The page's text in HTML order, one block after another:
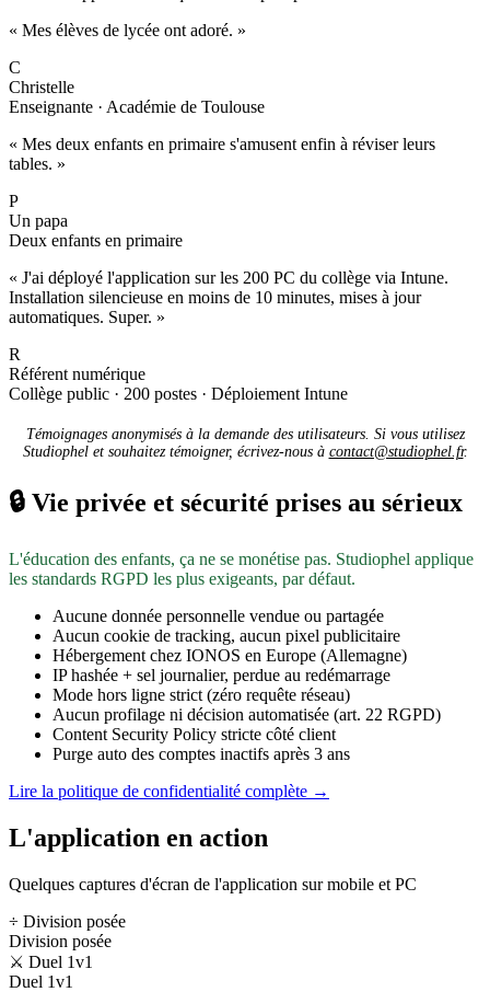
« Mes élèves de lycée ont adoré. »
C
Christelle
Enseignante · Académie de Toulouse
« Mes deux enfants en primaire s'amusent enfin à réviser leurs
tables. »
P
Un papa
Deux enfants en primaire
« J'ai déployé l'application sur les 200 PC du collège via Intune.
Installation silencieuse en moins de 10 minutes, mises à jour
automatiques. Super. »
R
Référent numérique
Collège public · 200 postes · Déploiement Intune
Témoignages anonymisés à la demande des utilisateurs. Si vous utilisez
Studiophel et souhaitez témoigner, écrivez-nous à contact@studiophel.fr.
🔒 Vie privée et sécurité prises au sérieux
L'éducation des enfants, ça ne se monétise pas. Studiophel applique
les standards RGPD les plus exigeants, par défaut.
Aucune donnée personnelle vendue ou partagée
Aucun cookie de tracking, aucun pixel publicitaire
Hébergement chez IONOS en Europe (Allemagne)
IP hashée + sel journalier, perdue au redémarrage
Mode hors ligne strict (zéro requête réseau)
Aucun profilage ni décision automatisée (art. 22 RGPD)
Content Security Policy stricte côté client
Purge auto des comptes inactifs après 3 ans
Lire la politique de confidentialité complète →
L'application en action
Quelques captures d'écran de l'application sur mobile et PC
÷ Division posée
Division posée
⚔️ Duel 1v1
Duel 1v1